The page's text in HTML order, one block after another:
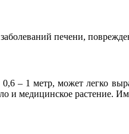
печени,
– 1 метр, может легко
и медицинское растение.